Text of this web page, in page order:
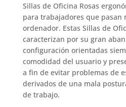
Sillas de Oficina Rosas
para trabajadores que pasan
ordenador. Estas Sillas de
caracterizan por su gran
configuración orientadas
comodidad del usuario y
a fin de evitar problemas de
derivados de una mala
de trabajo.